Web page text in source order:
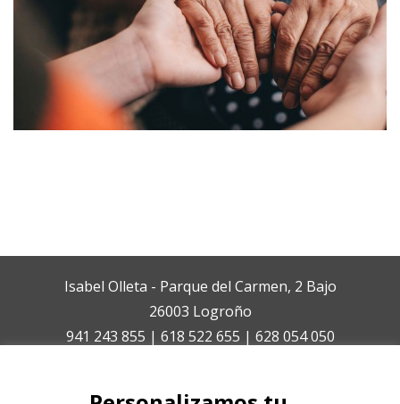
Isabel Olleta - Parque del Carmen, 2 Bajo
26003 Logroño
941 243 855 | 618 522 655 | 628 054 050